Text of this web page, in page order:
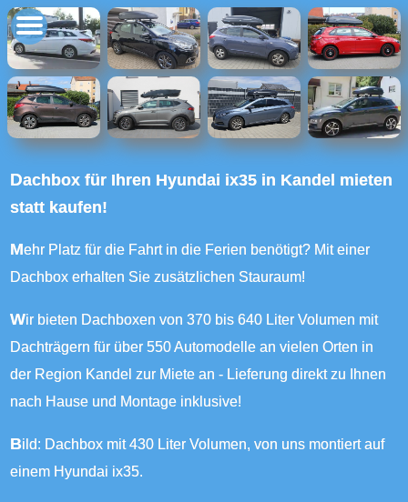
Dachbox für Ihren Hyundai ix35 in Kandel mieten
statt kaufen!
Mehr Platz für die Fahrt in die Ferien benötigt? Mit einer
Dachbox erhalten Sie zusätzlichen Stauraum!
Wir bieten Dachboxen von 370 bis 640 Liter Volumen mit
Dachträgern für über 550 Automodelle an vielen Orten in
der Region Kandel zur Miete an - Lieferung direkt zu Ihnen
nach Hause und Montage inklusive!
Bild: Dachbox mit 430 Liter Volumen, von uns montiert auf
einem Hyundai ix35.